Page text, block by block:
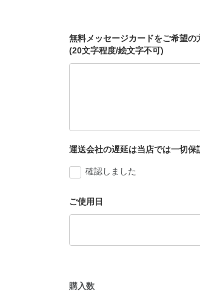
無料メッセージカードをご希望の
(20文字程度/絵文字不可)
運送会社の遅延は当店では一切保
確認しました
ご使用日
購入数